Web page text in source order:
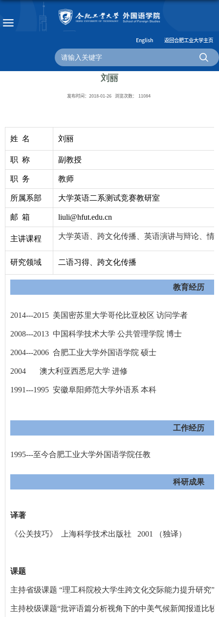
English 返回合肥工业大学主页
刘丽
发布时间：2018-01-26 浏览次数： 11084
姓 名 刘丽
职 称 副教授
职 务 教师
所属系部 大学英语二系测试竞赛教研室
邮 箱 liuli@hfut.edu.cn
主讲课程 大学英语、跨文化传播、英语演讲与辩论、情
研究领域 二语习得、跨文化传播
教育经历
2014---2015 美国密苏里大学哥伦比亚校区 访问学者
2008---2013 中国科学技术大学 公共管理学院 博士
2004---2006 合肥工业大学外国语学院 硕士
2004 澳大利亚西悉尼大学 进修
1991---1995 安徽阜阳师范大学外语系 本科
工作经历
1995---至今合肥工业大学外国语学院任教
科研成果
译著
《公关技巧》 上海科学技术出版社 2001 （独译）
课题
主持省级课题 “理工科院校大学生跨文化交际能力提升研
主持校级课题“批评语篇分析视角下的中美气候新闻报道比